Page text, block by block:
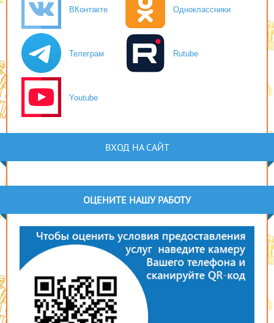
ВКонтакте Одноклассники
Телеграм Rutube
Youtube
ВХОД НА САЙТ
ОЦЕНИТЕ НАШУ РАБОТУ